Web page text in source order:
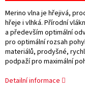
Merino vlna je hřejivá,
hřeje i vlhká. Přírodní
a především optimální
pro optimální rozsah
materiálů, prodyšné,
podpaží pro maximální
Detailní informace